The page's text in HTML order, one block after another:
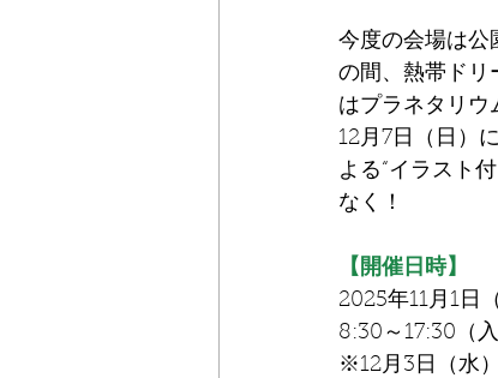
今度の会場は公
の間、熱帯ドリ
はプラネタリウ
12月7日（日）
よる“イラスト
なく！
【開催日時】
2025年11月1日
8:30～17:30（
※12月3日（水